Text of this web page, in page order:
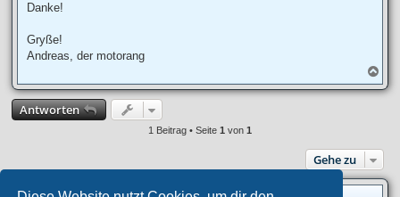
Danke!
Gryße!
Andreas, der motorang
a
c
Antworten
1 Beitrag • Seite 1 von 1
Gehe zu